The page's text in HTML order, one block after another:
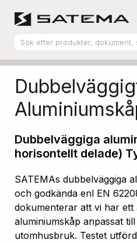
Produktsortiment
Dubbelväggiga
horisontellt delade)
SATEMAs dubbelväggiga
och godkända enl EN
dokumenterar att vi har
aluminiumskåp anpassat
utomhusbruk. Testet